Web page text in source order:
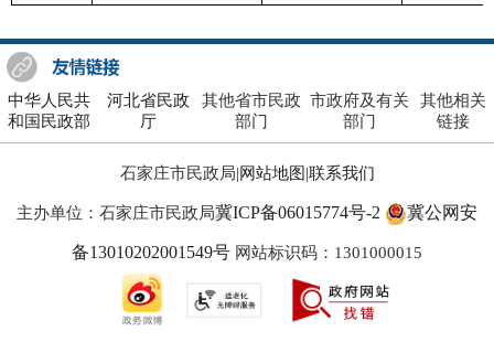
中华人民共
和国民政部
河北省民政
厅
其他省市民政
部门
市政府及有关
部门
其他相关
链接
石家庄市民政局|网站地图|联系我们
主办单位：石家庄市民政局冀ICP备06015774号-2 冀公网安
备13010202001549号 网站标识码：1301000015